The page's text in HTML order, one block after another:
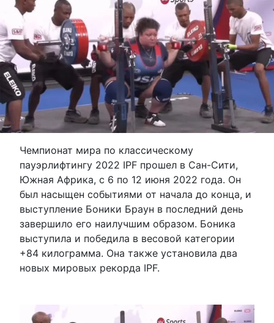
Чемпионат мира по классическому
пауэрлифтингу 2022 IPF прошел в Сан-Сити,
Южная Африка, с 6 по 12 июня 2022 года. Он
был насыщен событиями от начала до конца, и
выступление Боники Браун в последний день
завершило его наилучшим образом. Боника
выступила и победила в весовой категории
+84 килограмма. Она также установила два
новых мировых рекорда IPF.